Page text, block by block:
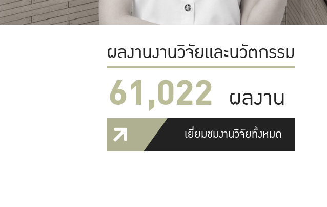
ผลงานงานวิจัยและนวัตกรรม
61,022 ผลงาน
เยี่ยมชมงานวิจัยทั้งหมด